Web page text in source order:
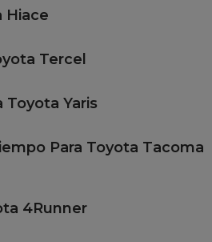
Hiace
Tercel
Toyota Yaris
Para Toyota Tacoma
4Runner